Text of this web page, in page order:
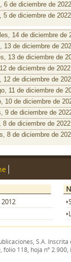
6 de diciembre de 2022
5 de diciembre de 2022
14 de diciembre de
13 de diciembre de
13 de diciembre de
de diciembre de 2022
12 de diciembre de
11 de diciembre de
10 de diciembre de
9 de diciembre de
8 de diciembre de 2022
8 de diciembre de
S.A.
folio 118, hoja nº 2.900,